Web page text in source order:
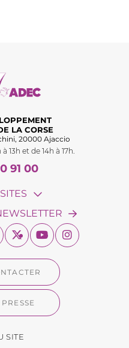
LA CORSE
20000 Ajaccio
13h et de 14h à 17h.
91 00
SITE